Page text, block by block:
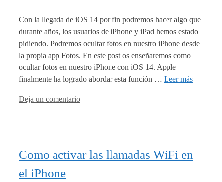
Con la llegada de iOS 14 por fin podremos hacer algo que
durante años, los usuarios de iPhone y iPad hemos estado
pidiendo. Podremos ocultar fotos en nuestro iPhone desde
la propia app Fotos. En este post os enseñaremos como
ocultar fotos en nuestro iPhone con iOS 14. Apple
finalmente ha logrado abordar esta función … Leer más
Deja un comentario
Como activar las llamadas WiFi en
el iPhone